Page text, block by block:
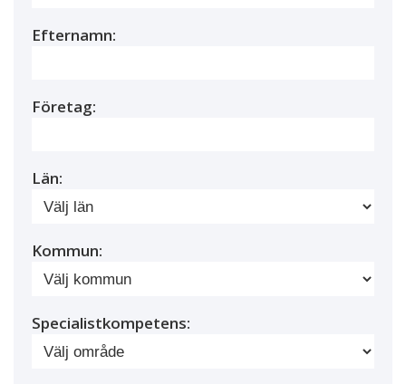
Efternamn:
Företag:
Län:
Kommun:
Specialistkompetens: